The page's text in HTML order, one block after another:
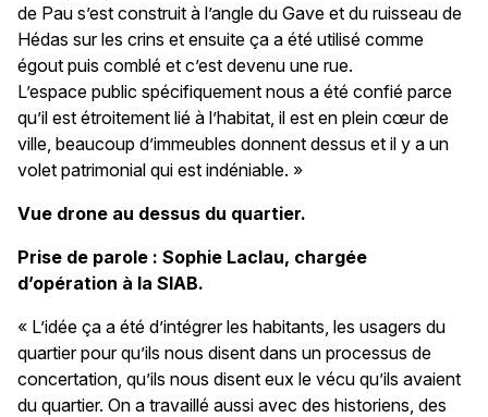
de Pau s’est construit à l’angle du Gave et du ruisseau de
Hédas sur les crins et ensuite ça a été utilisé comme
égout puis comblé et c’est devenu une rue.
L’espace public spécifiquement nous a été confié parce
qu’il est étroitement lié à l’habitat, il est en plein cœur de
ville, beaucoup d’immeubles donnent dessus et il y a un
volet patrimonial qui est indéniable. »
Vue drone au dessus du quartier.
Prise de parole : Sophie Laclau, chargée
d’opération à la SIAB.
« L’idée ça a été d’intégrer les habitants, les usagers du
quartier pour qu’ils nous disent dans un processus de
concertation, qu’ils nous disent eux le vécu qu’ils avaient
du quartier. On a travaillé aussi avec des historiens, des